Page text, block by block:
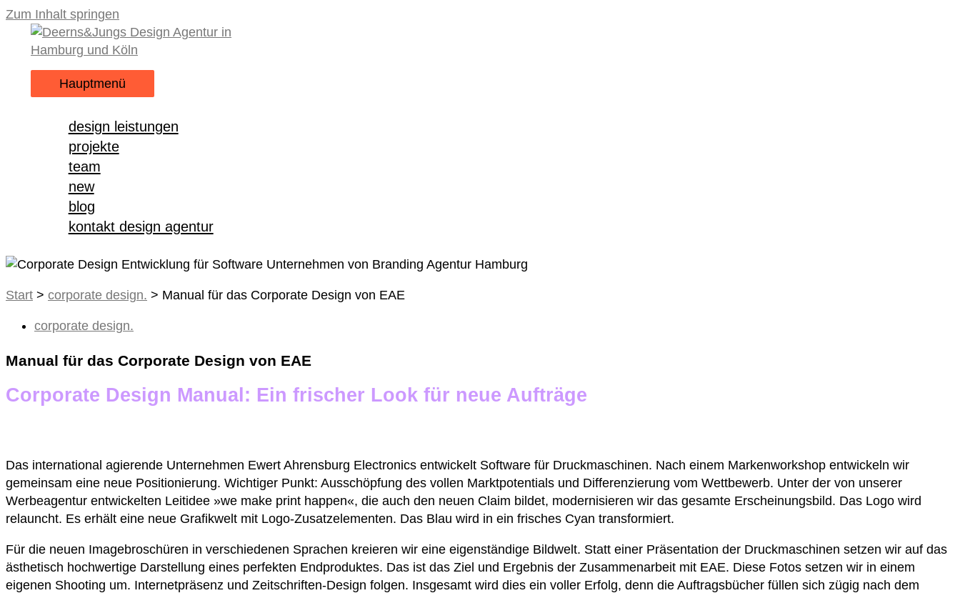
Zum Inhalt springen
Hauptmenü
design leistungen
projekte
team
new
blog
kontakt design agentur
Start > corporate design. > Manual für das Corporate Design von EAE
corporate design.
Manual für das Corporate Design von EAE
Corporate Design Manual: Ein frischer Look für neue Aufträge
Das international agierende Unternehmen Ewert Ahrensburg Electronics entwickelt Software für Druckmaschinen. Nach einem Markenworkshop entwickeln wir
gemeinsam eine neue Positionierung. Wichtiger Punkt: Ausschöpfung des vollen Marktpotentials und Differenzierung vom Wettbewerb. Unter der von unserer
Werbeagentur entwickelten Leitidee »we make print happen«, die auch den neuen Claim bildet, modernisieren wir das gesamte Erscheinungsbild. Das Logo wird
relauncht. Es erhält eine neue Grafikwelt mit Logo-Zusatzelementen. Das Blau wird in ein frisches Cyan transformiert.
Für die neuen Imagebroschüren in verschiedenen Sprachen kreieren wir eine eigenständige Bildwelt. Statt einer Präsentation der Druckmaschinen setzen wir auf das
ästhetisch hochwertige Darstellung eines perfekten Endproduktes. Das ist das Ziel und Ergebnis der Zusammenarbeit mit EAE. Diese Fotos setzen wir in einem
eigenen Shooting um. Internetpräsenz und Zeitschriften-Design folgen. Insgesamt wird dies ein voller Erfolg, denn die Auftragsbücher füllen sich zügig nach dem